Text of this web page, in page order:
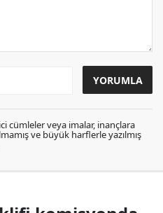
cümleler veya imalar, inançlara
ve büyük harflerle yazılmış